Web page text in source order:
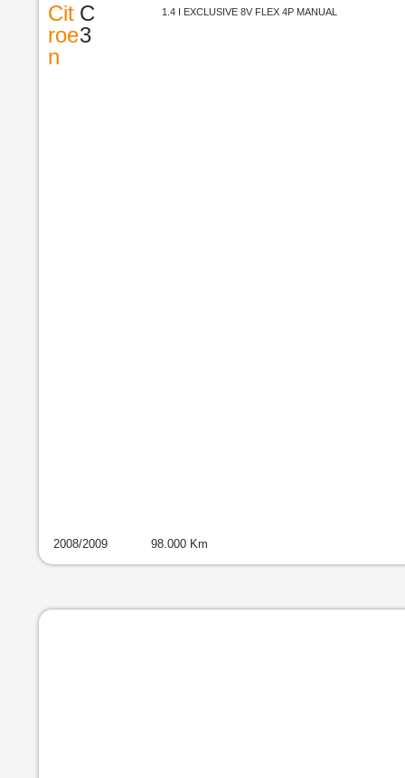
Cit
roe
n
C
3
1.4 I EXCLUSIVE 8V FLEX 4P MANUAL
2008/2009 98.000Km